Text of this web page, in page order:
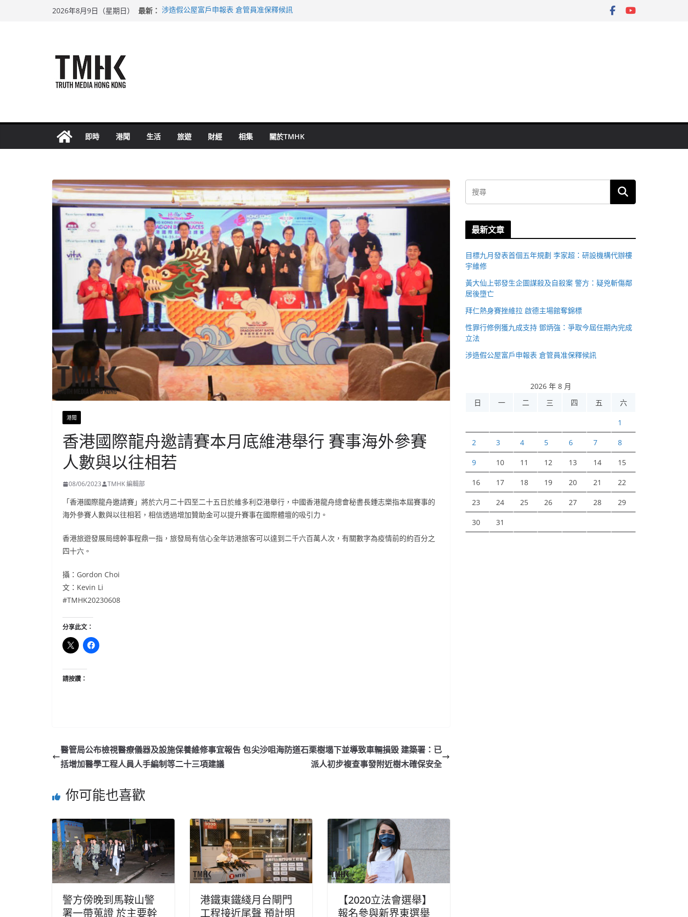
2026年8月9日（星期日） 最新： 涉造假公屋富戶申報表 倉管員准保釋候訊
即時 港聞 生活 旅遊 財經 相集 關於TMHK
港聞
香港國際龍舟邀請賽本月底維港舉行 賽事海外參賽
人數與以往相若
08/06/2023 TMHK 編輯部
「香港國際龍舟邀請賽」將於六月二十四至二十五日於維多利亞港舉行，中國香港龍舟總會秘書長鍾志樂指本屆賽事的
海外參賽人數與以往相若，相信透過增加贊助金可以提升賽事在國際體壇的吸引力。
香港旅遊發展局總幹事程鼎一指，旅發局有信心全年訪港旅客可以達到二千六百萬人次，有關數字為疫情前的約百分之
四十六。
攝：Gordon Choi
文：Kevin Li
#TMHK20230608
分享此文：
請按讚：
醫管局公布檢視醫療儀器及設施保養維修事宜報告 包
括增加醫學工程人員人手編制等二十三項建議
尖沙咀海防道石栗樹塌下並導致車輛損毀 建築署：已
派人初步複查事發附近樹木確保安全
你可能也喜歡
警方傍晚到馬鞍山警
署一帶蒐證 於主要幹
港鐵東鐵綫月台閘門
工程接近尾聲 預計明
【2020立法會選舉】
報名參與新界東選舉
最新文章
目標九月發表首個五年規劃 李家超：研設機構代辦樓
宇維修
黃大仙上邨發生企圖謀殺及自殺案 警方：疑兇斬傷鄰
居後墮亡
拜仁熱身賽挫維拉 啟德主場館奪錦標
性罪行修例獲九成支持 鄧炳強：爭取今屆任期內完成
立法
涉造假公屋富戶申報表 倉管員准保釋候訊
2026 年 8 月
日
一 二 三 四 五 六
1
2 3 4 5 6 7 8
9 10 11 12 13 14 15
16 17 18 19 20 21 22
23 24 25 26 27 28 29
30 31